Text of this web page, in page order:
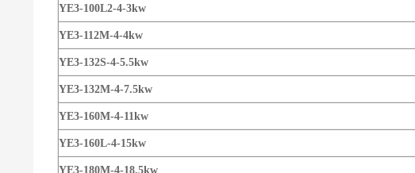
YE3-100L2-4-3kw
YE3-112M-4-4kw
YE3-132S-4-5.5kw
YE3-132M-4-7.5kw
YE3-160M-4-11kw
YE3-160L-4-15kw
YE3-180M-4-18.5kw